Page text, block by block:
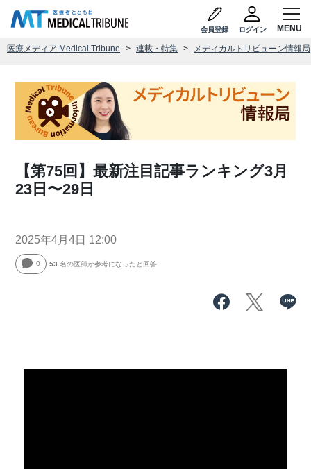
会員登録 ログイン
医療メディア Medical Tribune 連載・特集 メディカルトリビューン情報局
【第75回】最新注目記事ランキング3月
23日〜29日
2025年4月4日 12:00
0 53 名の医師が参考になったと回答